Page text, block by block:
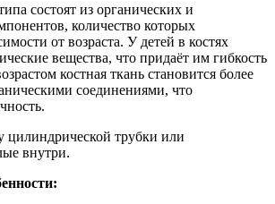
состоят из органических и
количество которых
от возраста. У детей в костях
вещества, что придаёт им гибкость
костная ткань становится более
соединениями, что
трубки или
внутри.